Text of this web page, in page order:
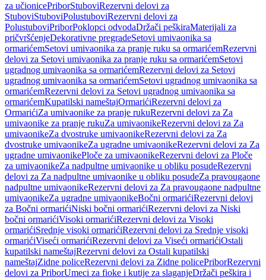
za učionicePriborStuboviRezervni delovi za
StuboviStuboviPolustuboviRezervni delovi za
PolustuboviPriborPoklopci odvodaDržači peškiraMaterijali za
pričvršćenjeDekorativne pregradeSetovi umivaonika sa
ormarićemSetovi umivaonika za pranje ruku sa ormarićemRezervni
delovi za Setovi umivaonika za pranje ruku sa ormarićemSetovi
ugradnog umivaonika sa ormarićemRezervni delovi za Setovi
ugradnog umivaonika sa ormarićemSetovi ugradnog umivaonika sa
ormarićemRezervni delovi za Setovi ugradnog umivaonika sa
ormarićemKupatilski nameštajOrmarićiRezervni delovi za
OrmarićiZa umivaonike za pranje rukuRezervni delovi za Za
umivaonike za pranje rukuZa umivaonikeRezervni delovi za Za
umivaonikeZa dvostruke umivaonikeRezervni delovi za Za
dvostruke umivaonikeZa ugradne umivaonikeRezervni delovi za Za
ugradne umivaonikePloče za umivaonikeRezervni delovi za Ploče
za umivaonikeZa nadpultne umivaonike u obliku posudeRezervni
delovi za Za nadpultne umivaonike u obliku posudeZa pravougaone
nadpultne umivaonikeRezervni delovi za Za pravougaone nadpultne
umivaonikeZa ugradne umivaonikeBočni ormarićiRezervni delovi
za Bočni ormarićiNiski bočni ormarićiRezervni delovi za Niski
bočni ormarićiVisoki ormarićiRezervni delovi za Visoki
ormarićiSrednje visoki ormarićiRezervni delovi za Srednje visoki
ormarićiViseći ormarićiRezervni delovi za Viseći ormarićiOstali
kupatilski nameštajRezervni delovi za Ostali kupatilski
nameštajZidne policeRezervni delovi za Zidne policePriborRezervni
delovi za PriborUmeci za fioke i kutije za slaganjeDržači peškira i